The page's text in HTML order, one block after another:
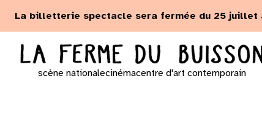
La billetterie spectacle sera fermée du 25 juillet
scène nationalecinémacentre d'art contemporain